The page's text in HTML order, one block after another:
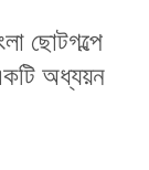
ছোটগল্পে
অধ্যয়ন